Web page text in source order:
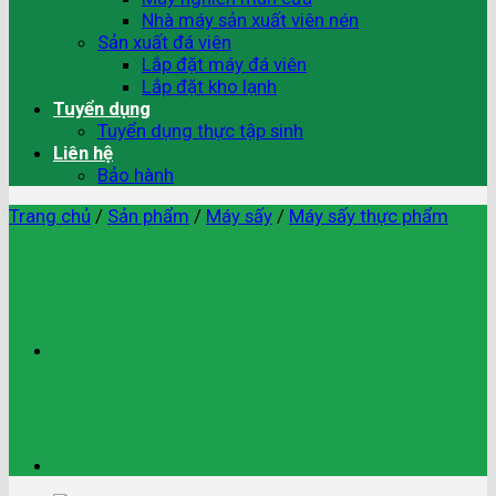
Nhà máy sản xuất viên nén
Sản xuất đá viên
Lắp đặt máy đá viên
Lắp đặt kho lạnh
Tuyển dụng
Tuyển dụng thực tập sinh
Liên hệ
Bảo hành
Trang chủ / Sản phẩm / Máy sấy / Máy sấy thực phẩm